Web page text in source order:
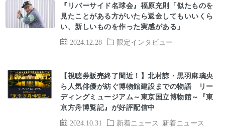
2024.12.28 限定インタビュー
『リバーサイド名球会』福原充則「似たものを
見たことがある方がいたら返金してもいいくら
い、新しいものを作った実感がある」
2024.10.31 新着ニュース 新着ニュース
【視聴券販売終了間近！】北村諒・黒羽麻璃央
ら人気俳優が紡ぐ博物館建設までの物語 リー
ディングミュージアム～東京国立博物館～『東
京方舟博覧記』が好評配信中